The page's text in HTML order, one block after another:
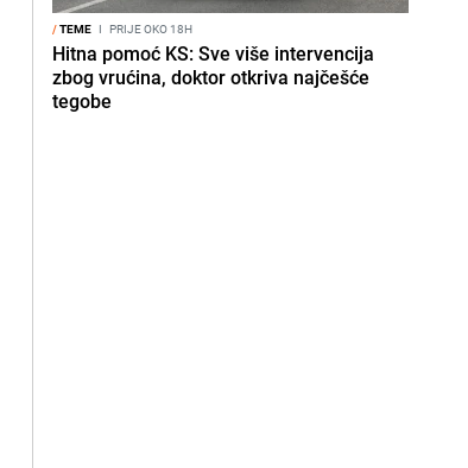
/TEME I PRIJE OKO 18H
Hitna pomoć KS: Sve više intervencija
zbog vrućina, doktor otkriva najčešće
tegobe